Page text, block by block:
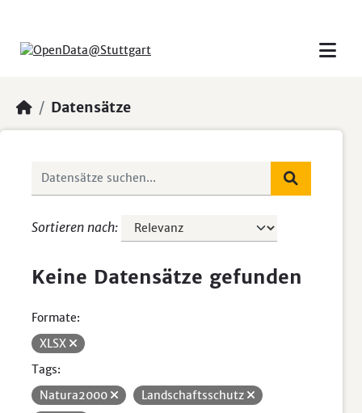
Datensätze
Sortieren nach
Keine Datensätze gefunden
Formate:
XLSX
Tags:
Natura2000
Landschaftsschutz